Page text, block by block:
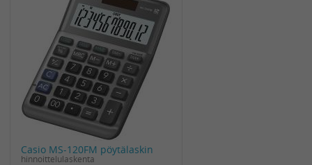
Casio MS-120FM pöytälaskin
hinnoittelulaskenta